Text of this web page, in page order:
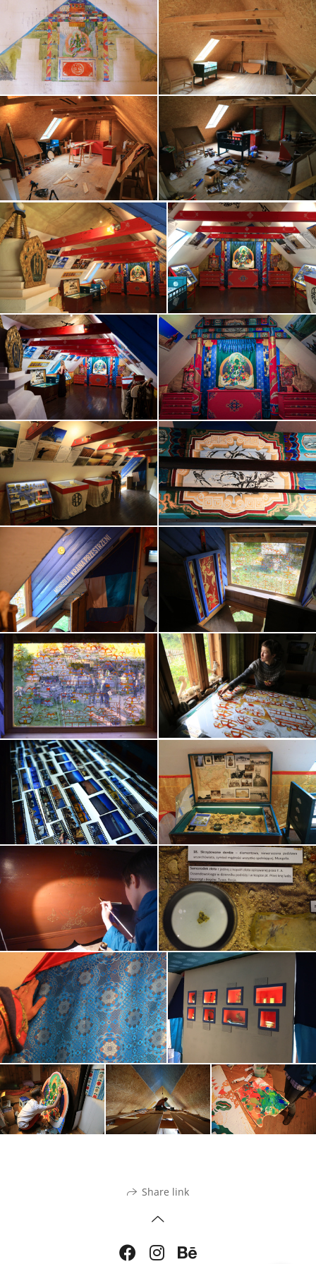
Share link